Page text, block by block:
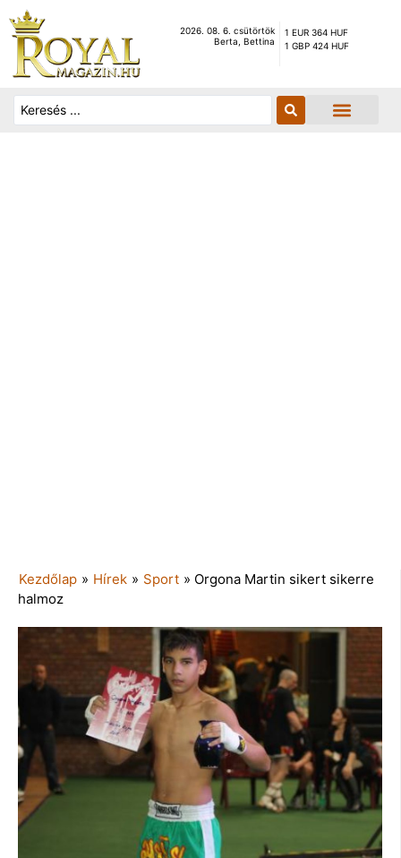
2026. 08. 6. csütörtök
Berta, Bettina
1 EUR 364 HUF
1 GBP 424 HUF
Kezdőlap » Hírek » Sport » Orgona Martin sikert sikerre
halmoz